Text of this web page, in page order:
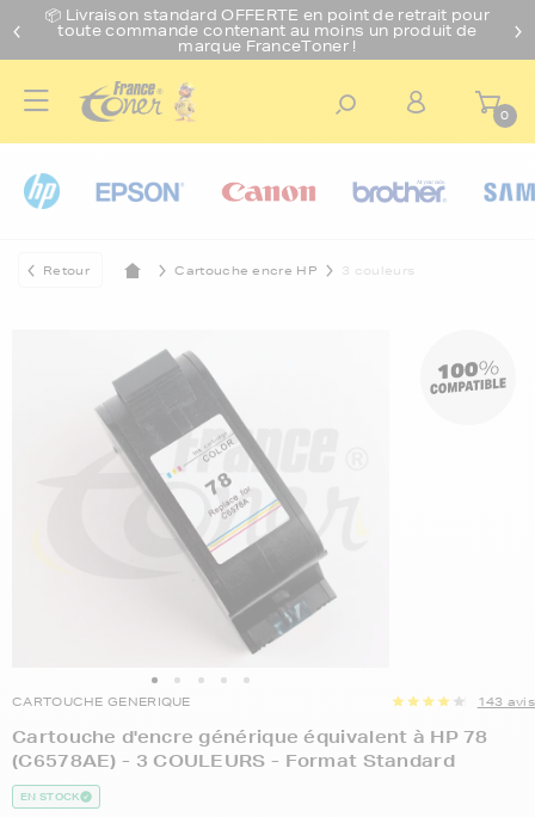
📦 Livraison standard OFFERTE en point de retrait pour
toute commande contenant au moins un produit de
marque FranceToner !
0
Retour Cartouche encre HP 3 couleurs
CARTOUCHE GENERIQUE 143 avis
Cartouche d'encre générique équivalent à HP 78
(C6578AE) - 3 COULEURS - Format Standard
EN STOCK